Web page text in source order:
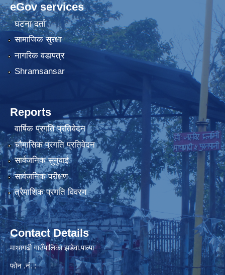
eGov services
घटना दर्ता
सामाजिक सुरक्षा
नागरिक वडापत्र
Shramsansar
Reports
वार्षिक प्रगति प्रतिवेदन
चौमासिक प्रगति प्रतिवेदन
सार्वजनिक सुनुवाई
सार्वजनिक परीक्षण
त्रैमाशिक प्रगति विवरण
Contact Details
माथागढी गाउँपालिका झडेवा,पाल्पा
फोन .नं. :